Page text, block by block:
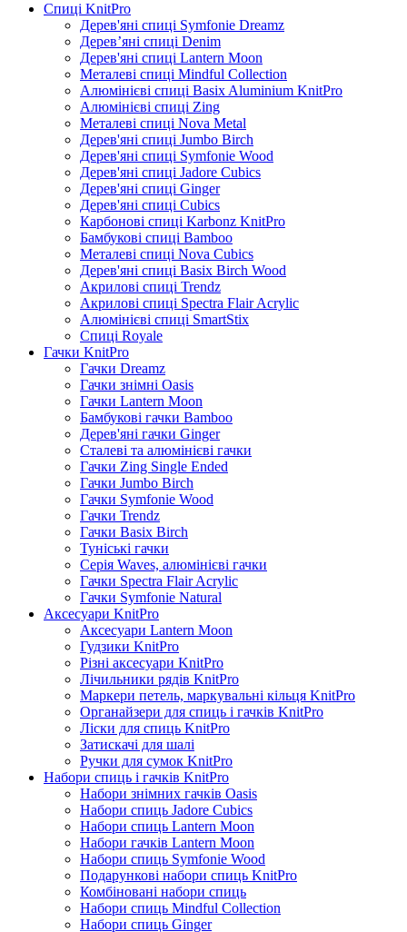
Спиці KnitPro
Дерев'яні спиці Symfonie Dreamz
Дерев’яні спиці Denim
Дерев'яні спиці Lantern Moon
Металеві спиці Mindful Collection
Алюмінієві спиці Basix Aluminium KnitPro
Алюмінієві спиці Zing
Металеві спиці Nova Metal
Дерев'яні спиці Jumbo Birch
Дерев'яні спиці Symfonie Wood
Дерев'яні спиці Jadore Cubics
Дерев'яні спиці Ginger
Дерев'яні спиці Cubics
Карбонові спиці Karbonz KnitPro
Бамбукові спиці Bamboo
Металеві спиці Nova Cubics
Дерев'яні спиці Basix Birch Wood
Акрилові спиці Trendz
Акрилові спиці Spectra Flair Acrylic
Алюмінієві спиці SmartStix
Спиці Royale
Гачки KnitPro
Гачки Dreamz
Гачки знімні Oasis
Гачки Lantern Moon
Бамбукові гачки Bamboo
Дерев'яні гачки Ginger
Сталеві та алюмінієві гачки
Гачки Zing Single Ended
Гачки Jumbo Birch
Гачки Symfonie Wood
Гачки Trendz
Гачки Basix Birch
Туніські гачки
Серія Waves, алюмінієві гачки
Гачки Spectra Flair Acrylic
Гачки Symfonie Natural
Аксесуари KnitPro
Аксесуари Lantern Moon
Гудзики KnitPro
Різні аксесуари KnitPro
Лічильники рядів KnitPro
Маркери петель, маркувальні кільця KnitPro
Органайзери для спиць і гачків KnitPro
Ліски для спиць KnitPro
Затискачі для шалі
Ручки для сумок KnitPro
Набори спиць і гачків KnitPro
Набори знімних гачків Oasis
Набори спиць Jadore Cubics
Набори спиць Lantern Moon
Набори гачків Lantern Moon
Набори спиць Symfonie Wood
Подарункові набори спиць KnitPro
Комбіновані набори спиць
Набори спиць Mindful Collection
Набори спиць Ginger